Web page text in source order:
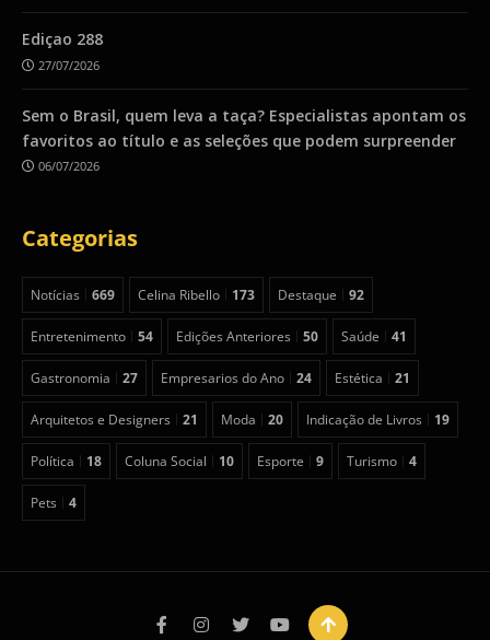
Ediçao 288
27/07/2026
Sem o Brasil, quem leva a taça? Especialistas apontam os
favoritos ao título e as seleções que podem surpreender
06/07/2026
Categorias
Notícias 669 Celina Ribello 173 Destaque 92
Entretenimento 54 Edições Anteriores 50 Saúde 41
Gastronomia 27 Empresarios do Ano 24 Estética 21
Arquitetos e Designers 21 Moda 20 Indicação de Livros 19
Política 18 Coluna Social 10 Esporte 9 Turismo 4
Pets 4